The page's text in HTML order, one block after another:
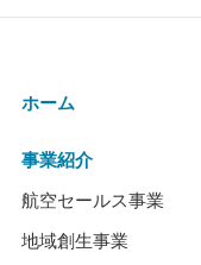
ホーム
事業紹介
航空セールス事業
地域創生事業